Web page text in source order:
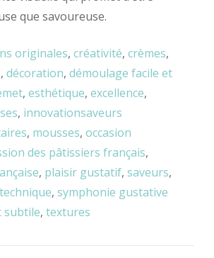
que savoureuse.
originales, créativité, crèmes,
, décoration, démoulage facile et
, esthétique, excellence,
, innovationsaveurs
, mousses, occasion
des pâtissiers français,
, plaisir gustatif, saveurs,
, symphonie gustative
subtile, textures